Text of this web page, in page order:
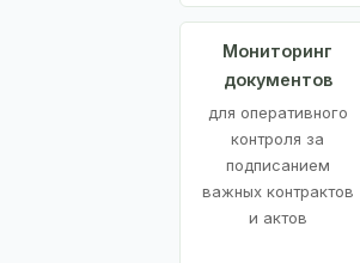
Мониторинг
документов
для оперативного
контроля за
подписанием
важных контрактов
и актов